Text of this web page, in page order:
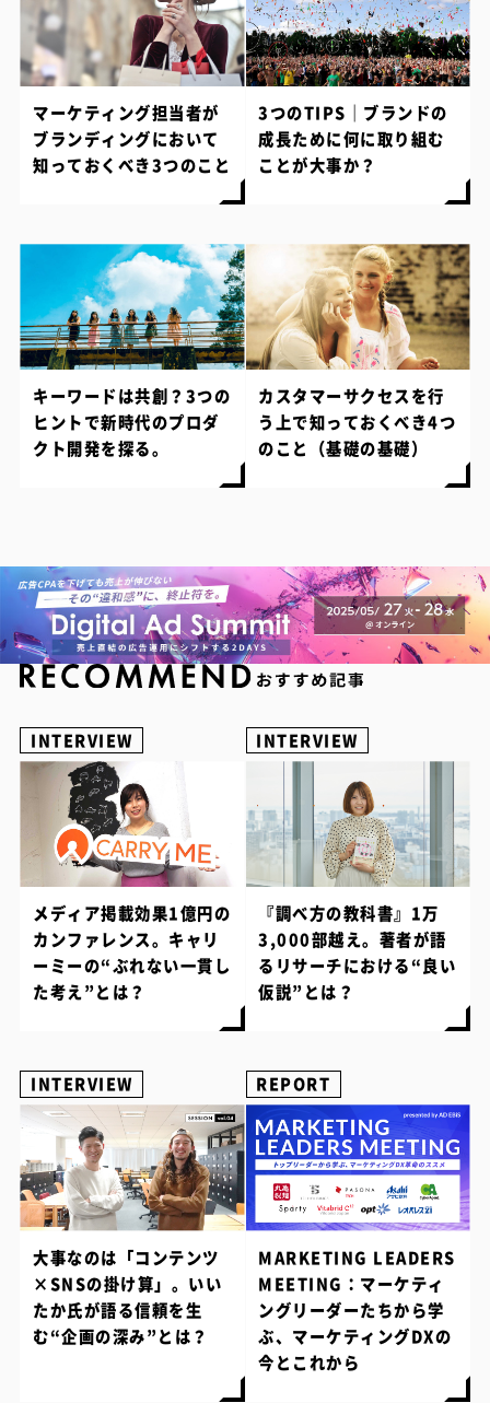
マーケティング担当者が
ブランディングにおいて
知っておくべき3つのこと
3つのTIPS｜ブランドの
成長ために何に取り組む
ことが大事か？
キーワードは共創？3つの
ヒントで新時代のプロダ
クト開発を探る。
カスタマーサクセスを行
う上で知っておくべき4つ
のこと（基礎の基礎）
INTERVIEW
メディア掲載効果1億円の
カンファレンス。キャリ
ーミーの“ぶれない一貫し
た考え”とは？
INTERVIEW
『調べ方の教科書』1万
3,000部越え。著者が語
るリサーチにおける“良い
仮説”とは？
INTERVIEW
大事なのは「コンテンツ
×SNSの掛け算」。いい
たか氏が語る信頼を生
む“企画の深み”とは？
REPORT
MARKETING LEADERS
MEETING：マーケティ
ングリーダーたちから学
ぶ、マーケティングDXの
今とこれから